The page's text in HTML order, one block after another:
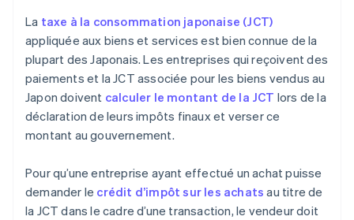
La taxe à la consommation japonaise (JCT)
appliquée aux biens et services est bien connue de la
plupart des Japonais. Les entreprises qui reçoivent des
paiements et la JCT associée pour les biens vendus au
Japon doivent calculer le montant de la JCT lors de la
déclaration de leurs impôts finaux et verser ce
montant au gouvernement.
Pour qu’une entreprise ayant effectué un achat puisse
demander le crédit d’impôt sur les achats au titre de
la JCT dans le cadre d’une transaction, le vendeur doit